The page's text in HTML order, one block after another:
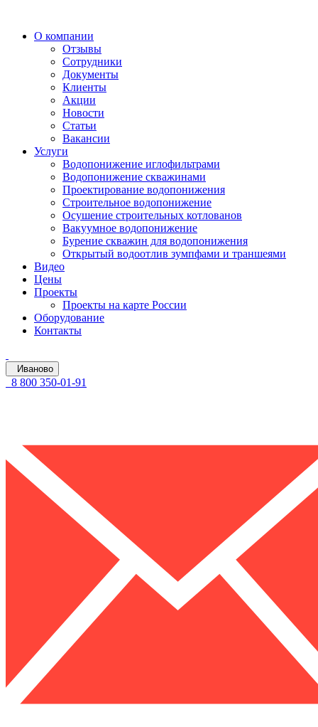
О компании
Отзывы
Сотрудники
Документы
Клиенты
Акции
Новости
Статьи
Вакансии
Услуги
Водопонижение иглофильтрами
Водопонижение скважинами
Проектирование водопонижения
Строительное водопонижение
Осушение строительных котлованов
Вакуумное водопонижение
Бурение скважин для водопонижения
Открытый водоотлив зумпфами и траншеями
Видео
Цены
Проекты
Проекты на карте России
Оборудование
Контакты
Иваново
8 800 350-01-91